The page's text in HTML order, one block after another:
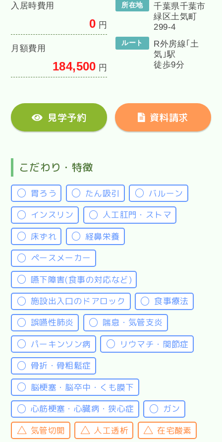
入居時費用
0 円
月額費用
184,500 円
所在地
千葉県千葉市
緑区土気町
299-4
ルート
R外房線｢土
気｣駅
徒歩9分
見学予約 資料請求
こだわり・特徴
胃ろう たん吸引
バルーン
インスリン
人工肛門・ストマ
床ずれ
経鼻栄養
ペースメーカー
嚥下障害(食事の対応など)
施設出入口のドアロック
食事療法
誤嚥性肺炎
喘息・気管支炎
パーキンソン病
リウマチ・関節症
骨折・骨粗鬆症
脳梗塞・脳卒中・くも膜下
心筋梗塞・心臓病・狭心症
ガン
気管切開
人工透析
在宅酸素